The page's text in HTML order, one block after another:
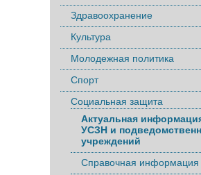
Здравоохранение
Культура
Молодежная политика
Спорт
Социальная защита
Актуальная
УСЗН и
учреждений
Справочная информация